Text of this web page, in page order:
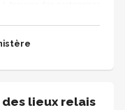
une offre conviviale,
un·e négociateur·rice
et sait gérer les
lieux relais